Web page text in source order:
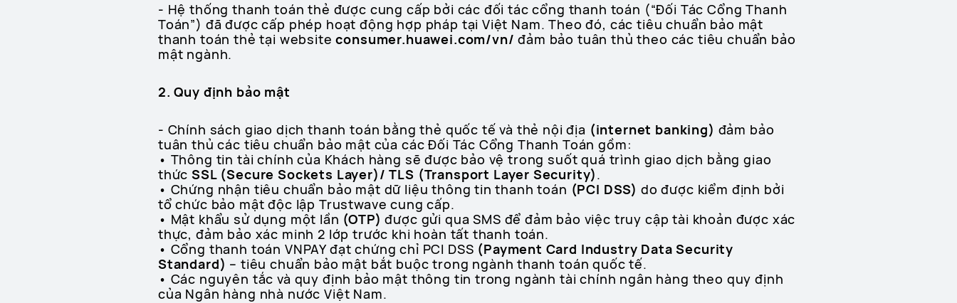
- Hệ thống thanh toán thẻ được cung cấp bởi các đối tác cổng thanh toán (“Đối Tác Cổng Thanh
Toán”) đã được cấp phép hoạt động hợp pháp tại Việt Nam. Theo đó, các tiêu chuẩn bảo mật
thanh toán thẻ tại websiteconsumer.huawei.com/vn/ đảm bảo tuân thủ theo các tiêu chuẩn bảo
mật ngành.
2. Quy định bảo mật
- Chính sách giao dịch thanh toán bằng thẻ quốc tế và thẻ nội địa (internet banking) đảm bảo
tuân thủ các tiêu chuẩn bảo mật của các Đối Tác Cổng Thanh Toán gồm:
• Thông tin tài chính của Khách hàng sẽ được bảo vệ trong suốt quá trình giao dịch bằng giao
thứcSSL (Secure Sockets Layer)/ TLS (Transport Layer Security).
• Chứng nhận tiêu chuẩn bảo mật dữ liệu thông tin thanh toán (PCI DSS) do được kiểm định bởi
tổ chức bảo mật độc lập Trustwave cung cấp.
• Mật khẩu sử dụng một lần (OTP) được gửi qua SMS để đảm bảo việc truy cập tài khoản được xác
thực, đảm bảo xác minh 2 lớp trước khi hoàn tất thanh toán.
• Cổng thanh toán VNPAY đạt chứng chỉ PCI DSS (Payment Card Industry Data Security
Standard) – tiêu chuẩn bảo mật bắt buộc trong ngành thanh toán quốc tế.
• Các nguyên tắc và quy định bảo mật thông tin trong ngành tài chính ngân hàng theo quy định
của Ngân hàng nhà nước Việt Nam.